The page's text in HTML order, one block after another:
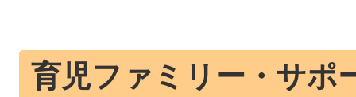
育児ファミリー・サポ